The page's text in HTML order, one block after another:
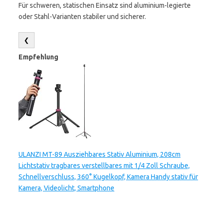
Für schweren, statischen Einsatz sind aluminium-legierte
oder Stahl-Varianten stabiler und sicherer.
❮
Empfehlung
ULANZI MT-89 Ausziehbares Stativ Aluminium, 208cm
Lichtstativ tragbares verstellbares mit 1/4 Zoll Schraube,
Schnellverschluss, 360° Kugelkopf, Kamera Handy stativ für
Kamera, Videolicht, Smartphone